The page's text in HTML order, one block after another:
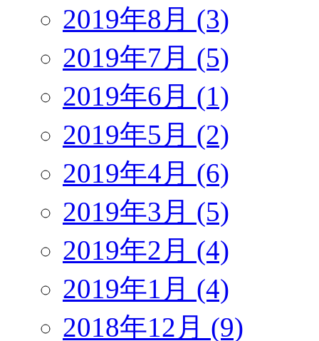
2019年8月 (3)
2019年7月 (5)
2019年6月 (1)
2019年5月 (2)
2019年4月 (6)
2019年3月 (5)
2019年2月 (4)
2019年1月 (4)
2018年12月 (9)